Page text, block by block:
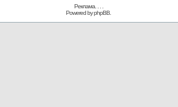
Реклама. . .
Powered byphpBB.